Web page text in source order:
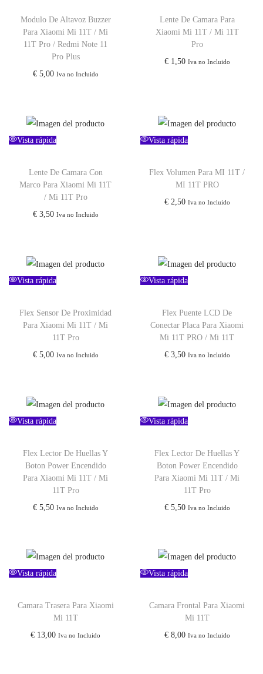
Modulo De Altavoz Buzzer
Para Xiaomi Mi 11T / Mi
11T Pro / Redmi Note 11
Pro Plus
€5,00 Iva no Incluido
Lente De Camara Para
Xiaomi Mi 11T / Mi 11T
Pro
€1,50 Iva no Incluido
Vista rápida
Lente De Camara Con
Marco Para Xiaomi Mi 11T
/ Mi 11T Pro
€3,50 Iva no Incluido
Vista rápida
Flex Volumen Para MI 11T /
MI 11T PRO
€2,50 Iva no Incluido
Vista rápida
Flex Sensor De Proximidad
Para Xiaomi Mi 11T / Mi
11T Pro
€5,00 Iva no Incluido
Vista rápida
Flex Puente LCD De
Conectar Placa Para Xiaomi
Mi 11T PRO / Mi 11T
€3,50 Iva no Incluido
Vista rápida
Flex Lector De Huellas Y
Boton Power Encendido
Para Xiaomi Mi 11T / Mi
11T Pro
€5,50 Iva no Incluido
Vista rápida
Flex Lector De Huellas Y
Boton Power Encendido
Para Xiaomi Mi 11T / Mi
11T Pro
€5,50 Iva no Incluido
Vista rápida
Camara Trasera Para Xiaomi
Mi 11T
€ 13,00 Iva no Incluido
Vista rápida
Camara Frontal Para Xiaomi
Mi 11T
€8,00 Iva no Incluido